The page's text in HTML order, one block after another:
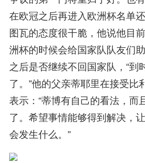
在欧冠之后再进入欧洲杯名单
图瓦的态度很干脆，他说他目
洲杯的时候会给国家队队友们
之后是否继续不回国家队，“到
了。”他的父亲蒂耶里在接受比
表示：“蒂博有自己的看法，而
了。希望事情能够得到解决，
会发生什么。”